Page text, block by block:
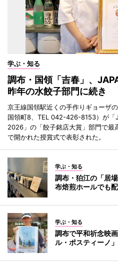
学ぶ・知る
調布・国領「吉春」、
昨年の水餃子部門に続き
京王線国領駅近くの手作りギョーザ
国領町8、TEL 042-426-8153）が「
2026」の「餃子銘店大賞」部門で最
で開かれた授賞式で表彰された。
学ぶ・知る
調布・狛江の「居
布焙煎ホールでも
学ぶ・知る
調布で平和祈念映
ル・ポスティーノ